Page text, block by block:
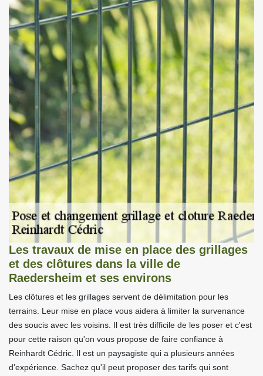
Les travaux de mise en place des grillages
et des clôtures dans la ville de
Raedersheim et ses environs
Les clôtures et les grillages servent de délimitation pour les
terrains. Leur mise en place vous aidera à limiter la survenance
des soucis avec les voisins. Il est très difficile de les poser et c'est
pour cette raison qu'on vous propose de faire confiance à
Reinhardt Cédric. Il est un paysagiste qui a plusieurs années
d'expérience. Sachez qu'il peut proposer des tarifs qui sont